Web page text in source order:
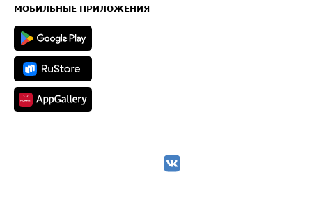
Техническая информация
МОБИЛЬНЫЕ ПРИЛОЖЕНИЯ